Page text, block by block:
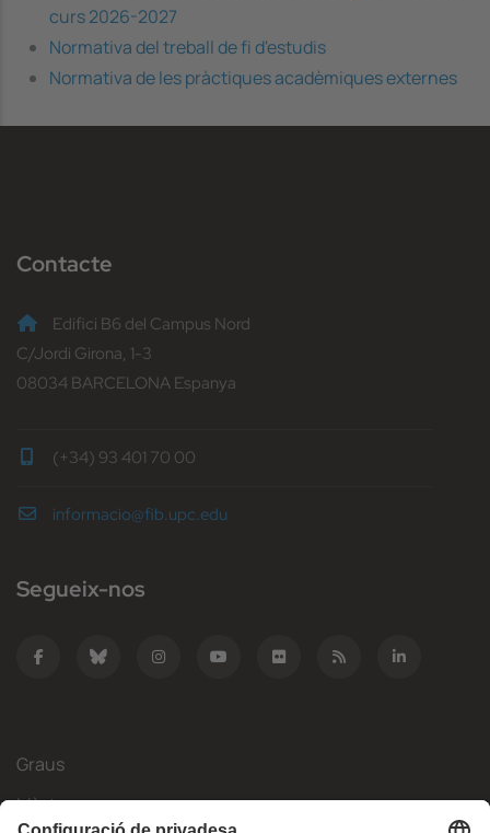
curs 2026-2027
Normativa del treball de fi d'estudis
Normativa de les pràctiques acadèmiques externes
Contacte
Edifici B6 del Campus Nord
C/Jordi Girona, 1-3
08034 BARCELONA Espanya
(+34) 93 401 70 00
informacio@fib.upc.edu
Segueix-nos
Graus
Màsters